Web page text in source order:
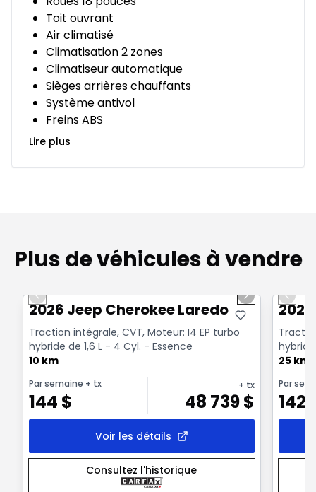
Toit ouvrant
Air climatisé
Climatisation 2 zones
Climatiseur automatique
Sièges arrières chauffants
Système antivol
Freins ABS
Lire plus
Plus de véhicules à vendre
Previous slide Next slide
2026 Jeep Cherokee Laredo
Traction intégrale, CVT, Moteur: I4 EP turbo
hybride de 1,6 L - 4 Cyl. - Essence
10 km
Par semaine + tx
144 $
+ tx
48 739$
Voir les détails
Consultez l'historique
25 km
Par
142